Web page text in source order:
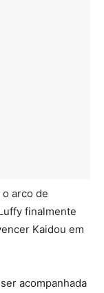
arco de
finalmente
Kaidou em
acompanhada